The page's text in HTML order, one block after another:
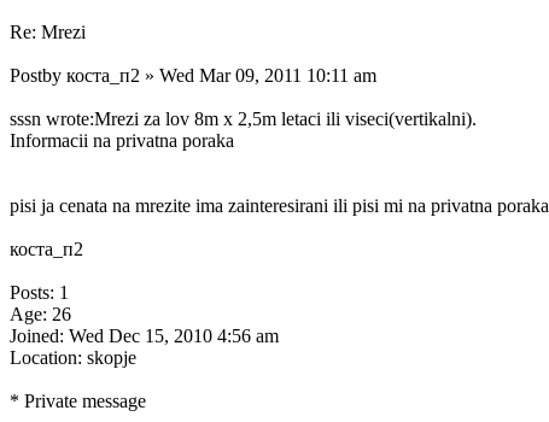
Re: Mrezi
Postby коста_п2 » Wed Mar 09, 2011 10:11 am
sssn wrote:Mrezi za lov 8m x 2,5m letaci ili viseci(vertikalni).
Informacii na privatna poraka
pisi ja cenata na mrezite ima zainteresirani ili pisi mi na privatna poraka
коста_п2
Posts: 1
Age: 26
Joined: Wed Dec 15, 2010 4:56 am
Location: skopje
* Private message